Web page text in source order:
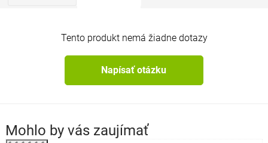
Tento produkt nemá žiadne dotazy
Napísať otázku
Mohlo by vás zaujímať